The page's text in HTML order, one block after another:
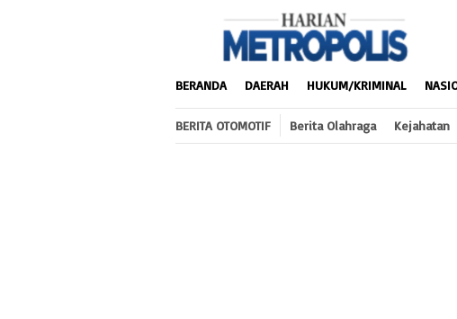
BERANDA DAERAH HUKUM/KRIMINAL
BERITA OTOMOTIF Berita Olahraga Kejahatan